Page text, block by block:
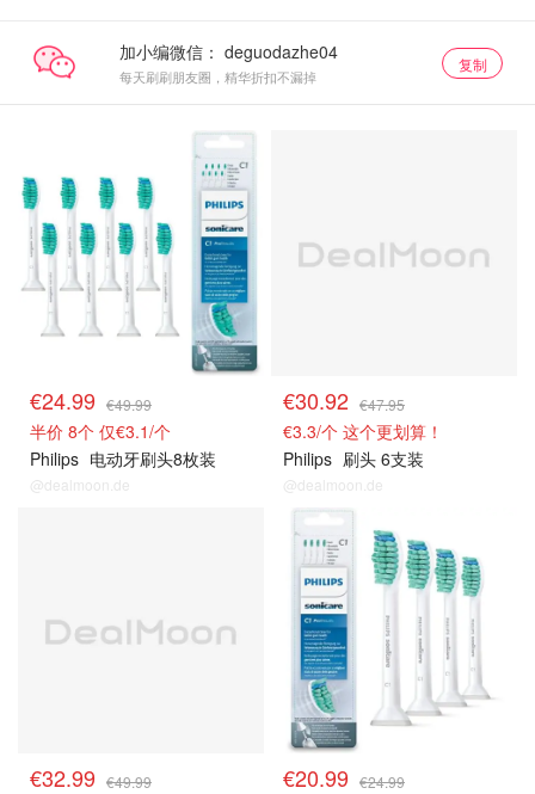
加小编微信：
每天刷刷朋友圈，精华折扣不漏掉
复制
€24.99 €49.99
半价 8个 仅€3.1/个
Philips 电动牙刷头8枚装
@dealmoon.de
€30.92 €47.95
€3.3/个 这个更划算！
Philips 刷头 6支装
@dealmoon.de
€32.99 €49.99 €20.99 €24.99